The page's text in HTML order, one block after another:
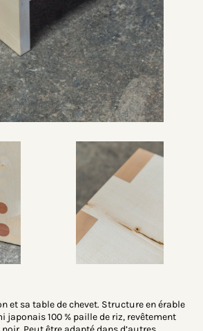
et sa table de chevet. Structure en érable
japonais 100 % paille de riz, revêtement